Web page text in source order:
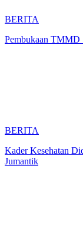
BERITA
Pembukaan TMMD
BERITA
Kader Kesehatan
Jumantik